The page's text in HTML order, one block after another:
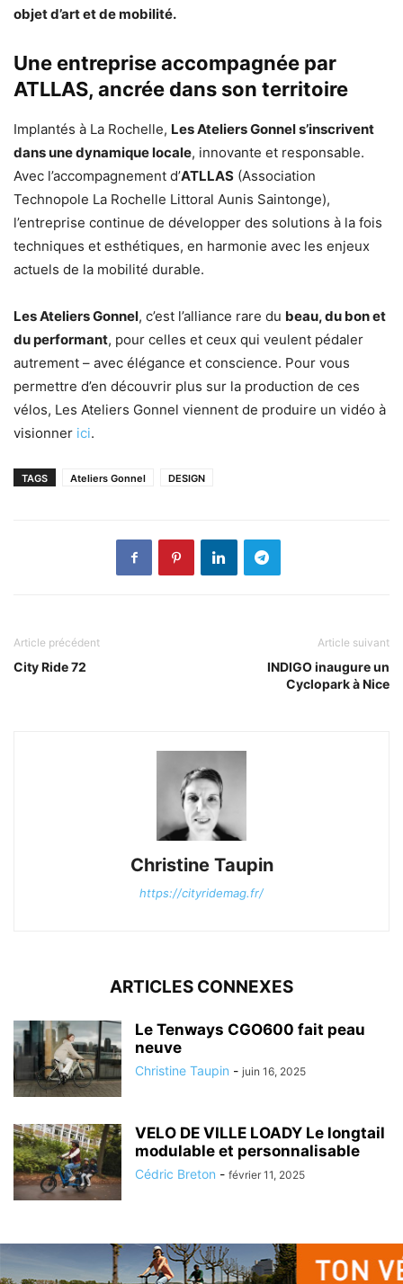
objet d’art et de mobilité.
Une entreprise accompagnée par
ATLLAS, ancrée dans son territoire
Implantés à La Rochelle, Les Ateliers Gonnel s’inscrivent
dans une dynamique locale, innovante et responsable.
Avec l’accompagnement d’ATLLAS (Association
Technopole La Rochelle Littoral Aunis Saintonge),
l’entreprise continue de développer des solutions à la fois
techniques et esthétiques, en harmonie avec les enjeux
actuels de la mobilité durable.
Les Ateliers Gonnel, c’est l’alliance rare du beau, du bon et
du performant, pour celles et ceux qui veulent pédaler
autrement – avec élégance et conscience. Pour vous
permettre d’en découvrir plus sur la production de ces
vélos, Les Ateliers Gonnel viennent de produire un vidéo à
visionner ici.
TAGS Ateliers Gonnel DESIGN
Article précédent
City Ride 72
Article suivant
INDIGO inaugure un
Cyclopark à Nice
Christine Taupin
https://cityridemag.fr/
ARTICLES CONNEXES
Le Tenways CGO600 fait peau
neuve
Christine Taupin - juin 16, 2025
VELO DE VILLE LOADY Le longtail
modulable et personnalisable
Cédric Breton - février 11, 2025